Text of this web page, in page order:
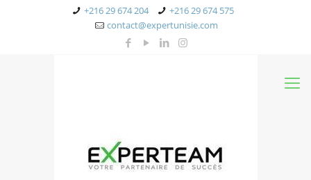
+216 29 674 204
+216 29 674 575
contact@expertunisie.com